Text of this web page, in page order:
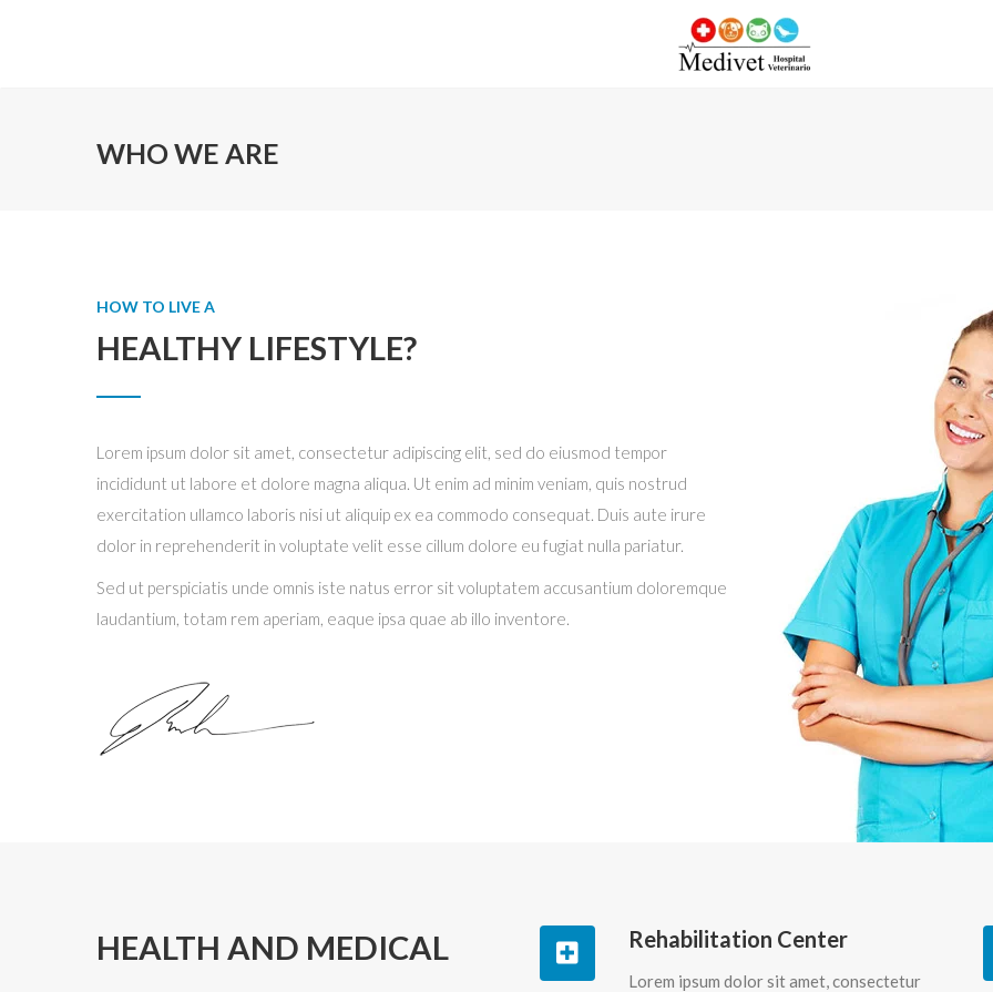
WHO WE ARE
HOW TO LIVE A
HEALTHY LIFESTYLE?
Lorem ipsum dolor sit amet, consectetur adipiscing elit, sed do eiusmod tempor
incididunt ut labore et dolore magna aliqua. Ut enim ad minim veniam, quis nostrud
exercitation ullamco laboris nisi ut aliquip ex ea commodo consequat. Duis aute irure
dolor in reprehenderit in voluptate velit esse cillum dolore eu fugiat nulla pariatur.
Sed ut perspiciatis unde omnis iste natus error sit voluptatem accusantium doloremque
laudantium, totam rem aperiam, eaque ipsa quae ab illo inventore.
HEALTH AND MEDICAL Rehabilitation Center
Lorem ipsum dolor sit amet, consectetur